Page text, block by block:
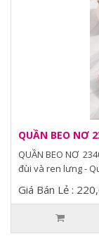
QUẦN BEO NƠ
QUẦN BEO NƠ
đùi và ren lưng -
Giá Bán Lẻ :